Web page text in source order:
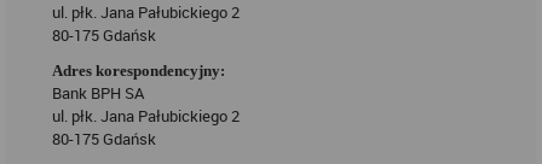
ul. płk. Jana Pałubickiego 2
80-175 Gdańsk
Adres korespondencyjny:
Bank BPH SA
ul. płk. Jana Pałubickiego 2
80-175 Gdańsk